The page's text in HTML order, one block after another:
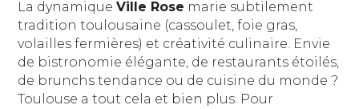
La dynamiqueVille Rose marie subtilement
tradition toulousaine (cassoulet, foie gras,
volailles fermières) et créativité culinaire. Envie
de bistronomie élégante, de restaurants étoilés,
de brunchs tendance ou de cuisine du monde ?
Toulouse a tout cela et bien plus. Pour